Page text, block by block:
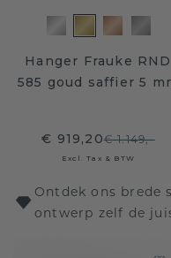
Hanger Frauke RND
585 goud saffier 5
€ 919,20€ 1.149,-
Excl. Tax & BTW
Ontdek ons brede
ontwerp zelf de